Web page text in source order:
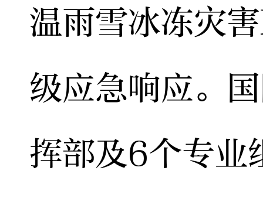
温雨雪冰冻灾
级应急响应。
挥部及6个专业